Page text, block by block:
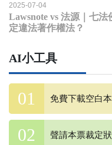
2025-07-04
Lawsnote vs 法源｜七
定違法著作權法？
AI小工具
免費下載空白
聲請本票裁定